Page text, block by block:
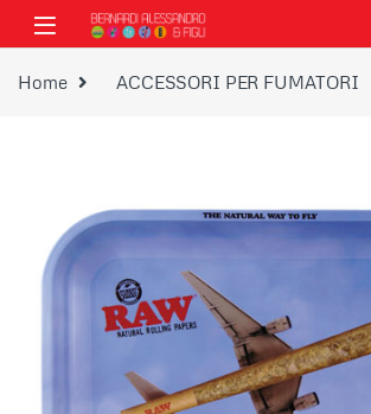
Vai alla navigazione
Vai al contenuto
Home ACCESSORI PER FUMATORI